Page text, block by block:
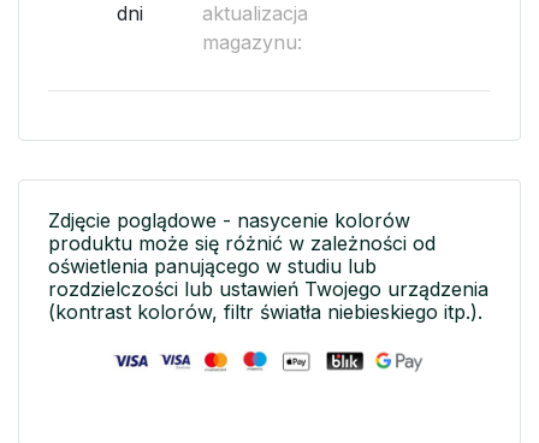
dni
aktualizacja
magazynu:
Zdjęcie poglądowe - nasycenie kolorów
produktu może się różnić w zależności od
oświetlenia panującego w studiu lub
rozdzielczości lub ustawień Twojego urządzenia
(kontrast kolorów, filtr światła niebieskiego itp.).